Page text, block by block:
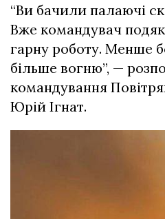
“Ви бачили палаючі
Вже командувач
гарну роботу. Менше
більше вогню”, —
командування
Юрій Ігнат.